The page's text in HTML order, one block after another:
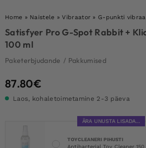
Home » Naistele »Vibraator » G-punkti
Satisfyer Pro G-Spot Rabbit +
100 ml
Paketerbjudande / Pakkumised
87.80€
Laos, kohaletoimetamine 2-3 päeva
ÄRA UNUSTA LISADA...
TOYCLEANERI PIHUSTI